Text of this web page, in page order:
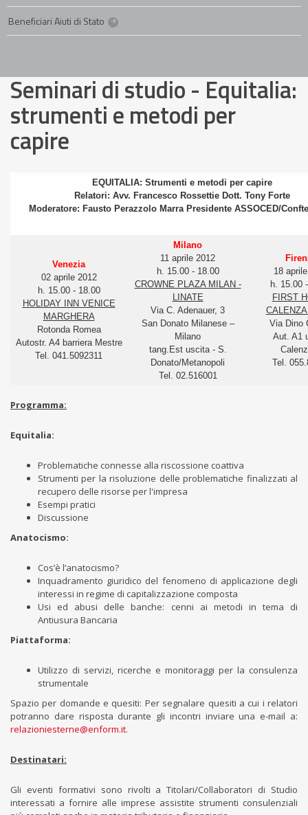
Beneficiari Aiuti di Stato
Seminari di studio - Equitalia:
strumenti e metodi per
capire
EQUITALIA: Strumenti e metodi per capire
Relatori: Avv. Francesco Rossettie Dott. Tony Forte
Moderatore: Fausto Perazzolo Marra Presidente ASSOCED/
Venezia
02 aprile 2012
h. 15.00 - 18.00
HOLIDAY INN VENICE
MARGHERA
Rotonda Romea
Autostr. A4 barriera Mestre
Tel. 041.5092311
Milano
11 aprile 2012
h. 15.00 - 18.00
CROWNE PLAZA MILAN -
LINATE
Via C. Adenauer, 3
San Donato Milanese –
Milano
tang.Est uscita - S.
Donato/Metanopoli
Tel. 02.516001
18
h. 15.00
FIRST
Via Dino
Aut. A1
Tel.
Programma:
Equitalia:
Problematiche connesse alla riscossione coattiva
Strumenti per la risoluzione delle problematiche finalizzati al
recupero delle risorse per l'impresa
Esempi pratici
Discussione
Anatocismo:
Cos’è l’anatocismo?
Inquadramento giuridico del fenomeno di applicazione degli
interessi in regime di capitalizzazione composta
Usi ed abusi delle banche: cenni ai metodi in tema di
Antiusura Bancaria
Piattaforma:
Utilizzo di servizi, ricerche e monitoraggi per la consulenza
strumentale
Spazio per domande e quesiti: Per segnalare quesiti a cui i relatori
potranno dare risposta durante gli incontri inviare una e-mail a:
relazioniesterne@enform.it.
Destinatari:
Gli eventi formativi sono rivolti a Titolari/Collaboratori di Studio
interessati a fornire alle imprese assistite strumenti consulenziali